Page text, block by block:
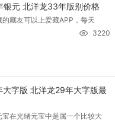
银元 北洋龙33年版别价格
藏友可以上爱藏APP，每天
3220
大字版 北洋龙29年大字版最
宝在光绪元宝中是属一个比较大